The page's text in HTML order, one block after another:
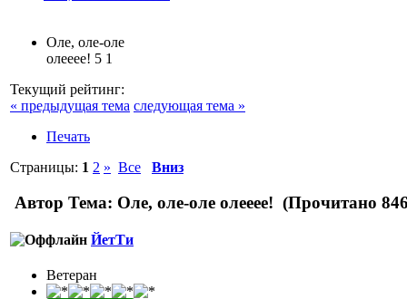
Оле, оле-оле
олееее! 5 1
Текущий рейтинг:
« предыдущая тема следующая тема »
Печать
Страницы: 1 2 » Все Вниз
Автор Тема: Оле, оле-оле олееее! (Прочитано
ЙетТи
Ветеран